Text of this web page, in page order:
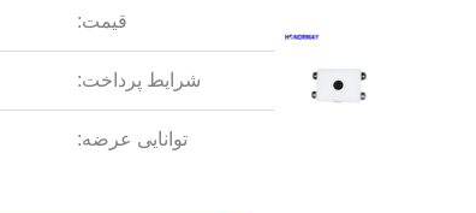
قیمت:
شرایط پرداخت:
توانایی عرضه: